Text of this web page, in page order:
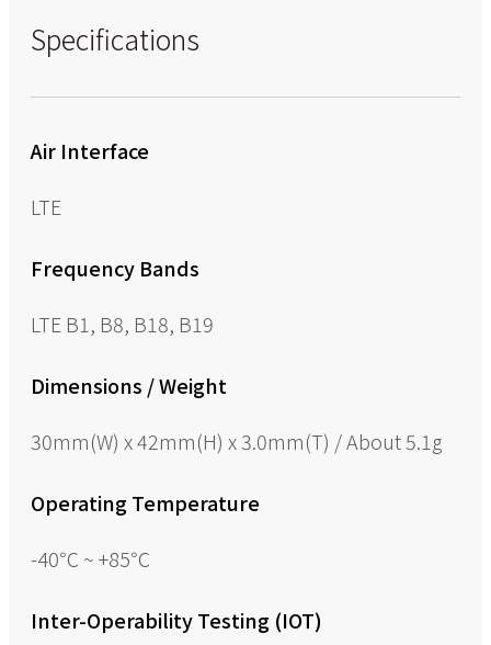
Specifications
Air Interface
LTE
Frequency Bands
LTE B1, B8, B18, B19
Dimensions / Weight
30mm(W) x 42mm(H) x 3.0mm(T) / About 5.1g
Operating Temperature
-40℃ ~ +85℃
Inter-Operability Testing (IOT)